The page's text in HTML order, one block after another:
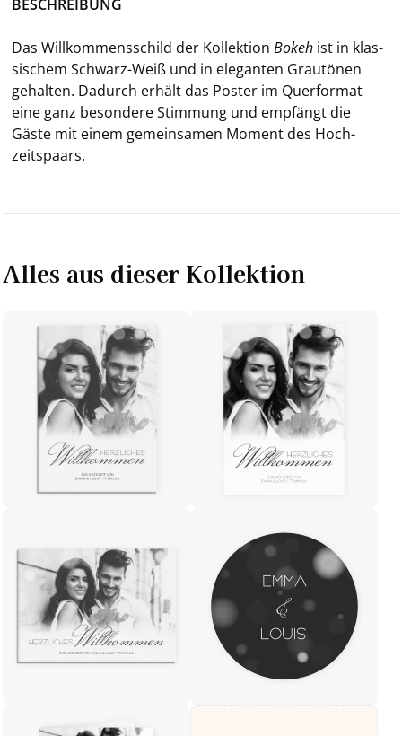
BE­SCHREI­BUNG
Das Will­kom­mens­schild der Kol­lek­ti­on Bokeh ist in klas­
si­schem Schwarz-​Weiß und in ele­gan­ten Grau­tö­nen
ge­hal­ten. Da­durch er­hält das Pos­ter im Quer­for­mat
eine ganz be­son­de­re Stim­mung und emp­fängt die
Gäste mit einem ge­mein­sa­men Mo­ment des Hoch­
zeits­paars.
Alles aus dieser Kollektion